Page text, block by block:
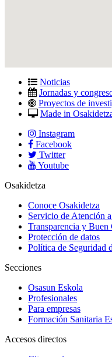
Noticias
Jornadas y
Proyectos de
Made in
Instagram
Facebook
Twitter
Youtube
Osakidetza
Conoce Osakidetza
Servicio de Atención
Transparencia y Buen
Protección de datos
Política de Seguridad
Secciones
Osasun Eskola
Profesionales
Para empresas
Formación Sanitaria
Accesos directos